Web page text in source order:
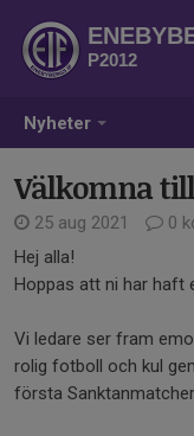
Nyheter
P2012
Välkomna
25 aug 2021
0
Hej alla!
Hoppas att ni har haft
Vi ledare ser fram
rolig fotboll och kul
första